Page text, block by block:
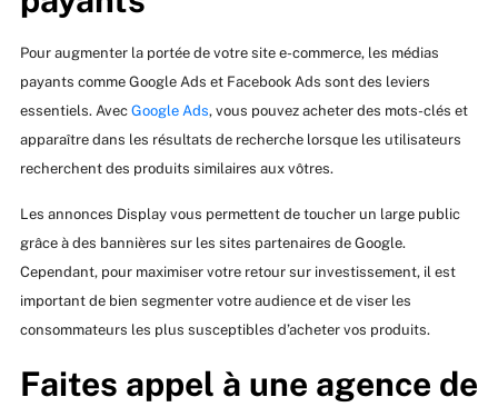
Pour augmenter la portée de votre site e-commerce, les médias
payants comme Google Ads et Facebook Ads sont des leviers
essentiels. AvecGoogle Ads, vous pouvez acheter des mots-clés et
apparaître dans les résultats de recherche lorsque les utilisateurs
recherchent des produits similaires aux vôtres.
Les annonces Display vous permettent de toucher un large public
grâce à des bannières sur les sites partenaires de Google.
Cependant, pour maximiser votre retour sur investissement, il est
important de bien segmenter votre audience et de viser les
consommateurs les plus susceptibles d’acheter vos produits.
Faites appel à une agence de